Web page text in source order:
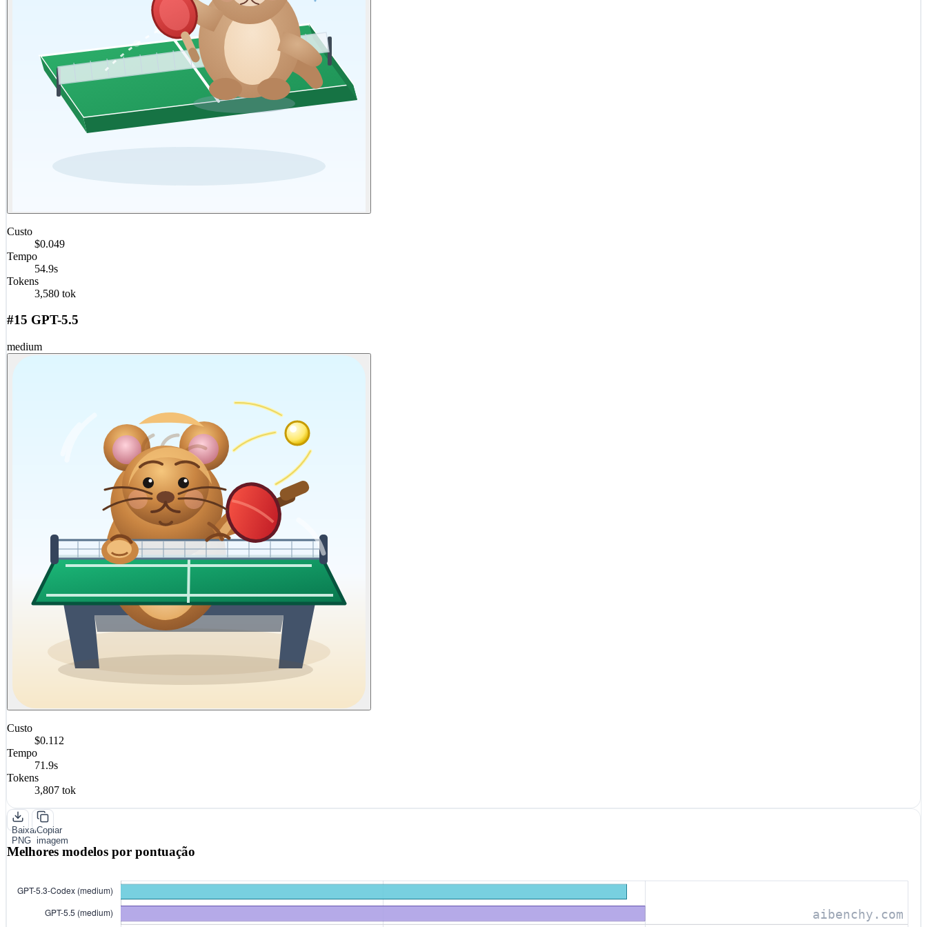
Custo
$0.049
Tempo
54.9s
Tokens
3,580 tok
#15 GPT-5.5
medium
Custo
$0.112
Tempo
71.9s
Tokens
3,807 tok
Baixar
PNG
Copiar
imagem
Melhores modelos por pontuação